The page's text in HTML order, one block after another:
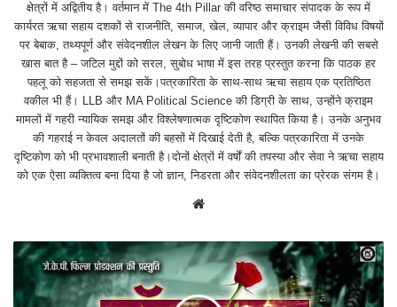
क्षेत्रों में अद्वितीय है। वर्तमान में The 4th Pillar की वरिष्ठ समाचार संपादक के रूप में
कार्यरत ऋचा सहाय दशकों से राजनीति, समाज, खेल, व्यापार और क्राइम जैसी विविध विषयों
पर बेबाक, तथ्यपूर्ण और संवेदनशील लेखन के लिए जानी जाती हैं। उनकी लेखनी की सबसे
खास बात है – जटिल मुद्दों को सरल, सुबोध भाषा में इस तरह प्रस्तुत करना कि पाठक हर
पहलू को सहजता से समझ सकें।पत्रकारिता के साथ-साथ ऋचा सहाय एक प्रतिष्ठित
वकील भी हैं। LLB और MA Political Science की डिग्री के साथ, उन्होंने क्राइम
मामलों में गहरी न्यायिक समझ और विश्लेषणात्मक दृष्टिकोण स्थापित किया है। उनके अनुभव
की गहराई न केवल अदालतों की बहसों में दिखाई देती है, बल्कि पत्रकारिता में उनके
दृष्टिकोण को भी प्रभावशाली बनाती है।दोनों क्षेत्रों में वर्षों की तपस्या और सेवा ने ऋचा सहाय
को एक ऐसा व्यक्तित्व बना दिया है जो ज्ञान, निडरता और संवेदनशीलता का प्रेरक संगम है।
e